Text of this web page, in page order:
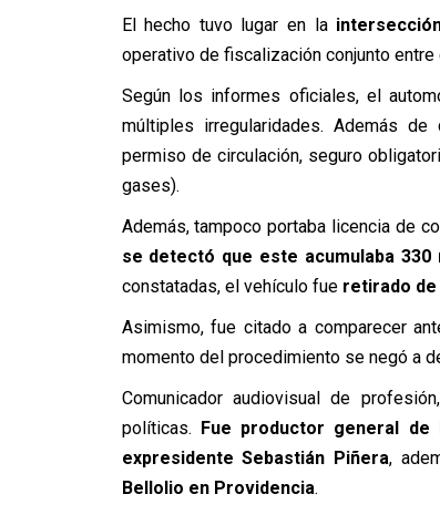
El hecho tuvo lugar en la
operativo de fiscalización conjunto entre
Según los informes oficiales, el
múltiples irregularidades. Además
permiso de circulación, seguro
gases).
Además, tampoco portaba licencia de
se detectó que este acumulaba 330
constatadas, el vehículo fue retirado
Asimismo, fue citado a comparecer
momento del procedimiento se negó a
Comunicador audiovisual de
políticas. Fue productor general
expresidente Sebastián Piñera,
Bellolio en Providencia.